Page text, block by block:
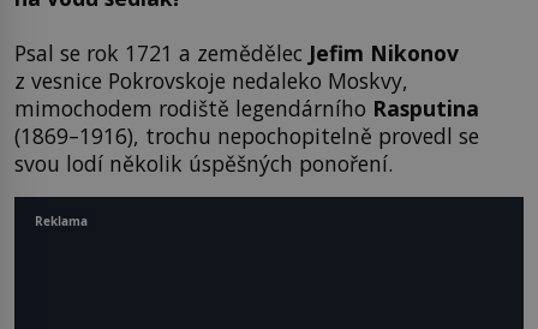
Psal se rok 1721 a zemědělec Jefim Nikonov
z vesnice Pokrovskoje nedaleko Moskvy,
mimochodem rodiště legendárního Rasputina
(1869–1916), trochu nepochopitelně provedl se
svou lodí několik úspěšných ponoření.
Reklama